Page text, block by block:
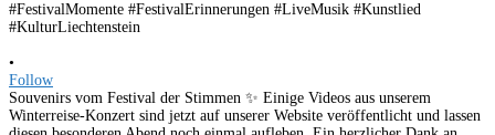
•
Follow
Souvenirs vom Festival der Stimmen ✨ Einige Videos aus unserem
Winterreise-Konzert sind jetzt auf unserer Website veröffentlicht und lassen